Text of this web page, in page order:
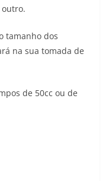
outro.
tamanho dos
na sua tomada de
de 50cc ou de